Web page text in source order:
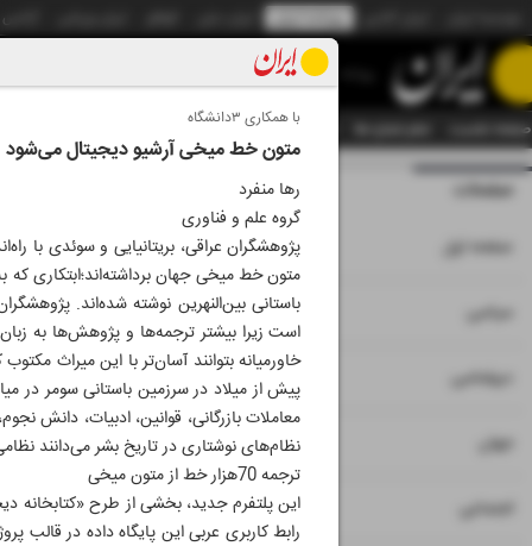
صفحه نخست تمام ویژه نامه ها
با همکاری ۳دانشگاه
متون خط میخی آرشیو دیجیتال می‌شود
رها منفرد
گروه علم و فناوری
پژوهشگران عراقی، بریتانیایی و سوئدی با
متون خط میخی جهان برداشته‌اند؛ابتکاری
باستانی بین‌النهرین نوشته شده‌اند.
است زیرا بیشتر ترجمه‌ها و پژوهش‌ها به زبان
پیش از میلاد در سرزمین باستانی سومر در
معاملات بازرگانی، قوانین، ادبیات، دانش
نظام‌های نوشتاری در تاریخ بشر می‌دانند
ترجمه 70هزار خط از متون میخی
صفحات
صفحه اول ۱
سیاسی ۲ ۳
دیپلماسی ۴
جهان ۵
اجتماعی ۶